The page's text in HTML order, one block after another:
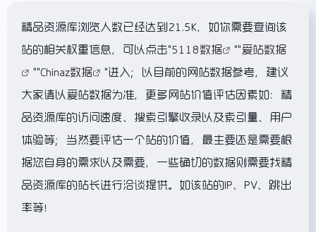
精品资源库浏览人数已经达到21.5K，如你需要查询该
站的相关权重信息，可以点击"5118数据 ""爱站数据
""Chinaz数据
"进入；以目前的网站数据参考，建议
大家请以爱站数据为准，更多网站价值评估因素如：精
品资源库的访问速度、搜索引擎收录以及索引量、用户
体验等；当然要评估一个站的价值，最主要还是需要根
据您自身的需求以及需要，一些确切的数据则需要找精
品资源库的站长进行洽谈提供。如该站的IP、PV、跳出
率等！